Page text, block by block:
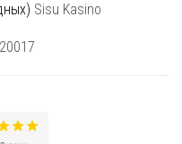
Sisu Kasino